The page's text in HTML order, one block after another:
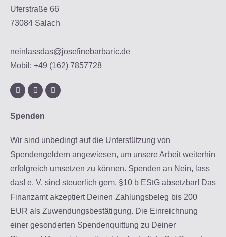
Uferstraße 66
73084 Salach
neinlassdas@josefinebarbaric.de
Mobil: +49 (162) 7857728
Spenden
Wir sind unbedingt auf die Unterstützung von
Spendengeldern angewiesen, um unsere Arbeit weiterhin
erfolgreich umsetzen zu können. Spenden an Nein, lass
das! e. V. sind steuerlich gem. §10 b EStG absetzbar! Das
Finanzamt akzeptiert Deinen Zahlungsbeleg bis 200
EUR als Zuwendungsbestätigung. Die Einreichnung
einer gesonderten Spendenquittung zu Deiner